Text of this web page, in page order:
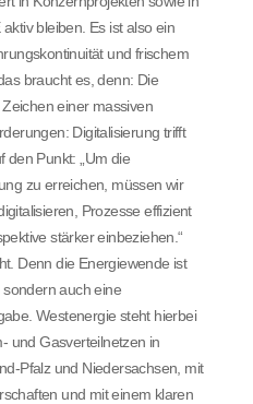
bleiben. Es ist also ein
und frischem
braucht es, denn: Die
einer massiven
Digitalisierung trifft
den Punkt: „Um die
zu erreichen, müssen wir
Prozesse effizient
stärker einbeziehen.“
Denn die Energiewende ist
auch eine
Westenergie steht hierbei
und Gasverteilnetzen in
Pfalz und Niedersachsen, mit
und mit einem klaren